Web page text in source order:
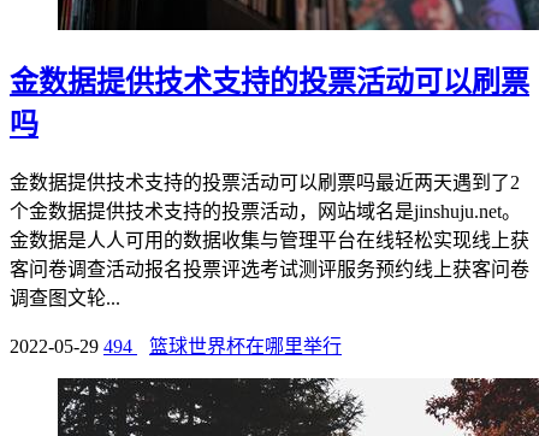
金数据提供技术支持的投票活动可以刷票
吗
金数据提供技术支持的投票活动可以刷票吗最近两天遇到了2
个金数据提供技术支持的投票活动，网站域名是jinshuju.net。
金数据是人人可用的数据收集与管理平台在线轻松实现线上获
客问卷调查活动报名投票评选考试测评服务预约线上获客问卷
调查图文轮...
2022-05-29 494 篮球世界杯在哪里举行